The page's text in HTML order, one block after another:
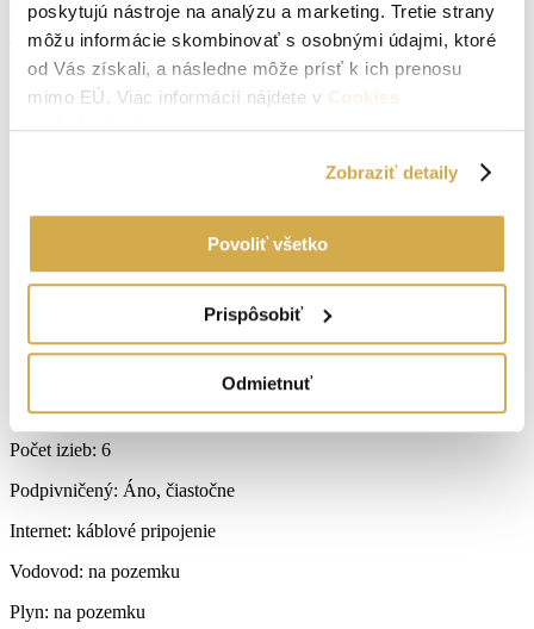
poskytujú nástroje na analýzu a marketing. Tretie strany
môžu informácie skombinovať s osobnými údajmi, ktoré
od Vás získali, a následne môže prísť k ich prenosu
mimo EÚ. Viac informácií nájdete v Cookies
podmienkach.
Zobraziť detaily
Povoliť všetko
Prispôsobiť
Odmietnuť
Typ:Predaj
Úžitková plocha:139 m
Druh:Rodinný dom
Stav:kompletná rekonštrukcia
Plocha pozemku:
Rok výstavby:1964
Lokalita:Borský Mikuláš
Počet izieb: 6
Podpivničený: Áno, čiastočne
Internet: káblové pripojenie
Vodovod: na pozemku
Plyn: na pozemku